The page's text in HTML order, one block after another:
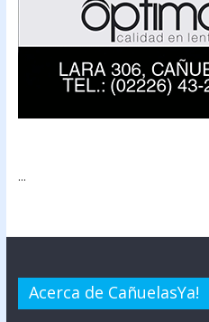
...
Acerca de CañuelasYa!